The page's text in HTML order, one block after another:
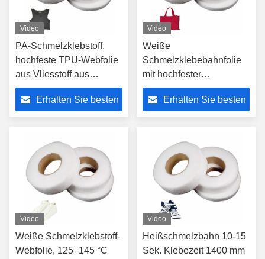
Video
PA-Schmelzklebstoff,
hochfeste TPU-Webfolie
aus Vliesstoff aus
Polyester für Kleidung
Erhalten Sie besten
Video
Weiße
Schmelzklebebahnfolie
mit hochfester
Schmelzklebebahnfolie
Erhalten Sie besten
Video
Weiße Schmelzklebstoff-
Webfolie, 125–145 °C
Video
Heißschmelzbahn 10-15
Sek. Klebezeit 1400 mm